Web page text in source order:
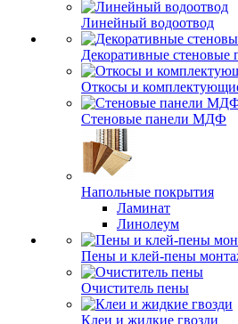
Линейный водоотвод
Декоративные
Откосы и
Стеновые панели МДФ
Напольные покрытия
Ламинат
Линолеум
Пены и клей-пены
Очиститель пены
Клеи и жидкие гвозди